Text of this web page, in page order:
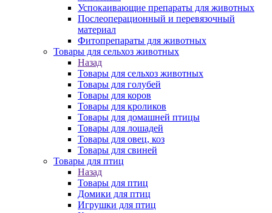
Успокаивающие препараты для животных
Послеоперационный и перевязочный
материал
Фитопрепараты для животных
Товары для сельхоз животных
Назад
Товары для сельхоз животных
Товары для голубей
Товары для коров
Товары для кроликов
Товары для домашней птицы
Товары для лошадей
Товары для овец, коз
Товары для свиней
Товары для птиц
Назад
Товары для птиц
Домики для птиц
Игрушки для птиц